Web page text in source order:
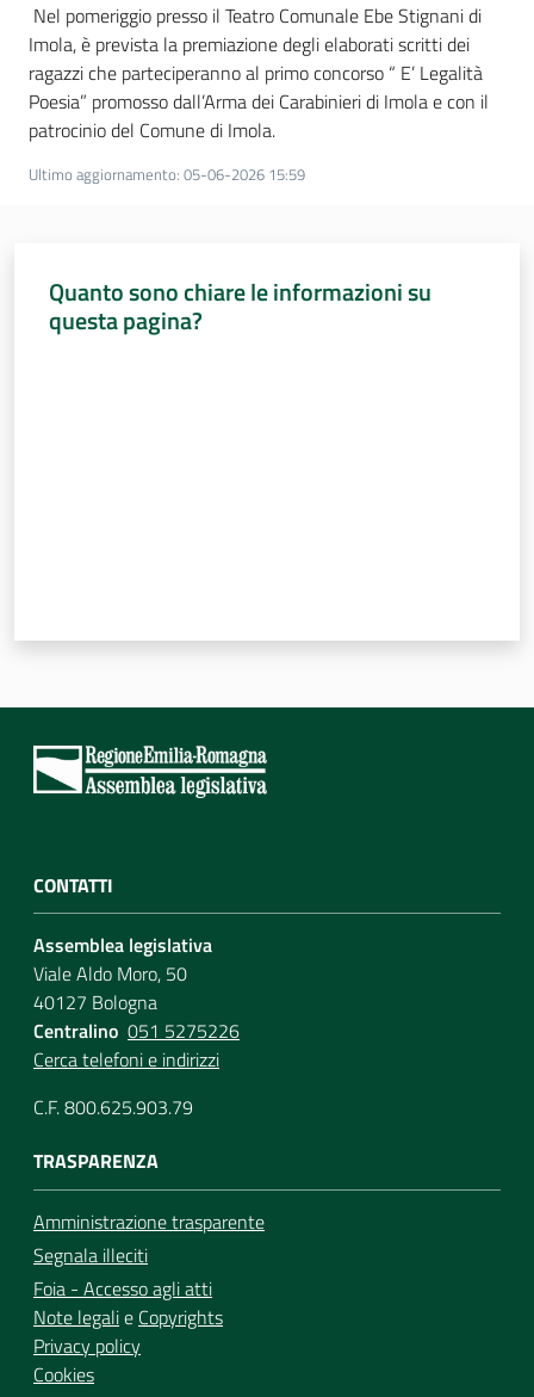
Nel pomeriggio presso il Teatro Comunale Ebe Stignani di
Imola, è prevista la premiazione degli elaborati scritti dei
ragazzi che parteciperanno al primo concorso “ E’ Legalità
Poesia” promosso dall’Arma dei Carabinieri di Imola e con il
patrocinio del Comune di Imola.
Ultimo aggiornamento: 05-06-2026 15:59
Quanto sono chiare le informazioni su
questa pagina?
CONTATTI
Assemblea legislativa
Viale Aldo Moro, 50
40127 Bologna
Centralino 051 5275226
Cerca telefoni e indirizzi
C.F. 800.625.903.79
TRASPARENZA
Amministrazione trasparente
Segnala illeciti
Foia - Accesso agli atti
Note legalie Copyrights
Privacy policy
Cookies